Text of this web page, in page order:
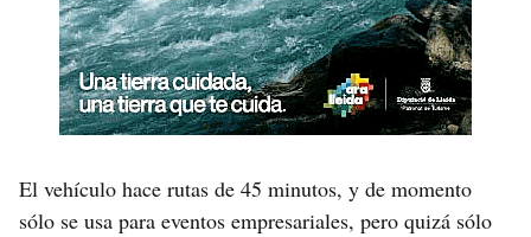
El vehículo hace rutas de 45 minutos, y de momento
sólo se usa para eventos empresariales, pero quizá sólo